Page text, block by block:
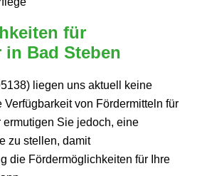
für
in Bad Steben
liegen uns aktuell keine
Verfügbarkeit von Fördermitteln für
ermutigen Sie jedoch, eine
zu stellen, damit
die Fördermöglichkeiten für Ihre